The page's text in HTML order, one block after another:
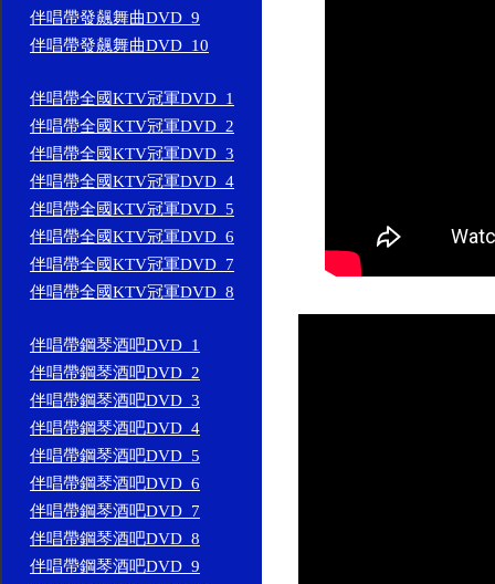
伴唱帶發飆舞曲DVD_9
伴唱帶發飆舞曲DVD_10
伴唱帶全國KTV冠軍DVD_1
伴唱帶全國KTV冠軍DVD_2
伴唱帶全國KTV冠軍DVD_3
伴唱帶全國KTV冠軍DVD_4
伴唱帶全國KTV冠軍DVD_5
伴唱帶全國KTV冠軍DVD_6
伴唱帶全國KTV冠軍DVD_7
伴唱帶全國KTV冠軍DVD_8
伴唱帶鋼琴酒吧DVD_1
伴唱帶鋼琴酒吧DVD_2
伴唱帶鋼琴酒吧DVD_3
伴唱帶鋼琴酒吧DVD_4
伴唱帶鋼琴酒吧DVD_5
伴唱帶鋼琴酒吧DVD_6
伴唱帶鋼琴酒吧DVD_7
伴唱帶鋼琴酒吧DVD_8
伴唱帶鋼琴酒吧DVD_9